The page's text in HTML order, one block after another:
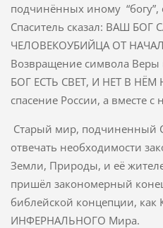
подчинённых иному “богу”,
Спаситель сказал: ВАШ БОГ
ЧЕЛОВЕКОУБИЙЦА ОТ
Возвращение символа
БОГ ЕСТЬ СВЕТ, И НЕТ В НЁМ
спасение России, а вместе с
Старый мир, подчиненный
отвечать необходимости
Земли, Природы, и её
пришёл закономерный
библейской концепции, как
ИНФЕРНАЛЬНОГО Мира.